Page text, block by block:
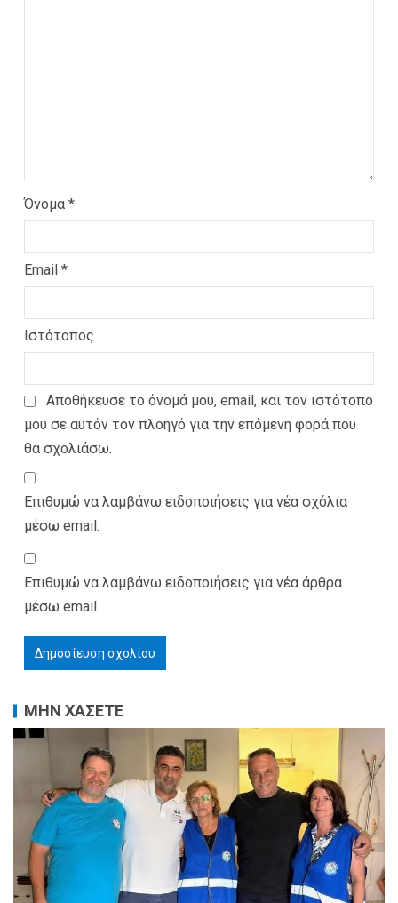
Όνομα *
Email *
Ιστότοπος
Αποθήκευσε το όνομά μου, email, και τον ιστότοπο
μου σε αυτόν τον πλοηγό για την επόμενη φορά που
θα σχολιάσω.
Επιθυμώ να λαμβάνω ειδοποιήσεις για νέα σχόλια
μέσω email.
Επιθυμώ να λαμβάνω ειδοποιήσεις για νέα άρθρα
μέσω email.
ΜΗΝ ΧΑΣΕΤΕ